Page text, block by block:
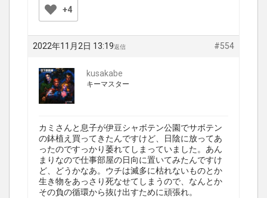
+4
2022年11月2日 13:19 #554
返信
kusakabe
キーマスター
カミさんと息子が伊豆シャボテン公園でサボテン
の鉢植え買ってきたんですけど、日陰に放ってあ
ったのですっかり萎れてしまっていました。あん
まりなので仕事部屋の日向に置いてみたんですけ
ど、どうかなあ。ウチは滅多に枯れないものとか
生き物をあっさり死なせてしまうので、なんとか
その負の循環から抜け出すために頑張れ。